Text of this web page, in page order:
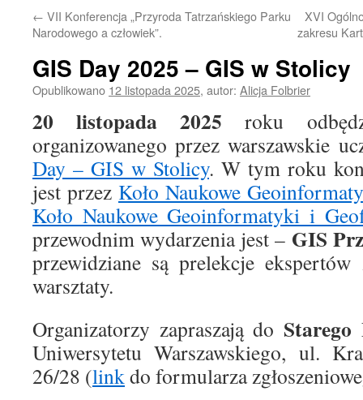
← VII Konferencja „Przyroda Tatrzańskiego Parku
Narodowego a człowiek”.
XVI
zakresu
GIS Day 2025 – GIS w Stolicy
Opublikowano 12 listopada 2025, autor: Alicja Folbrier
20 listopada 2025 roku
organizowanego przez warszawskie
Day – GIS w Stolicy. W tym roku
jest przez Koło Naukowe
Koło Naukowe Geoinformatyki i
przewodnim wydarzenia jest – GIS
przewidziane są prelekcje
warsztaty.
Organizatorzy zapraszają do
Uniwersytetu Warszawskiego, ul.
26/28 (linkdo formularza